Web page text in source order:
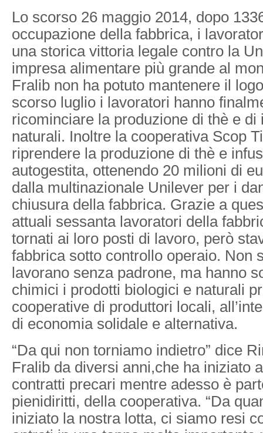
Lo scorso 26 maggio 2014, dopo
occupazione della fabbrica, i
una storica vittoria legale contro la
impresa alimentare più grande al
Fralib non ha potuto mantenere il
scorso luglio i lavoratori hanno
ricominciare la produzione di thè e di
naturali. Inoltre la cooperativa Scop
riprendere la produzione di thè e
autogestita, ottenendo 20 milioni di
dalla multinazionale Unilever per i
chiusura della fabbrica. Grazie a
attuali sessanta lavoratori della
tornati ai loro posti di lavoro, però
fabbrica sotto controllo operaio. Non
lavorano senza padrone, ma hanno
chimici i prodotti biologici e naturali
cooperative di produttori locali,
di economia solidale e alternativa.
“Da qui non torniamo indietro” dice
Fralib da diversi anni,che ha iniziato
contratti precari mentre adesso è
pienidiritti, della cooperativa. “Da
iniziato la nostra lotta, ci siamo resi